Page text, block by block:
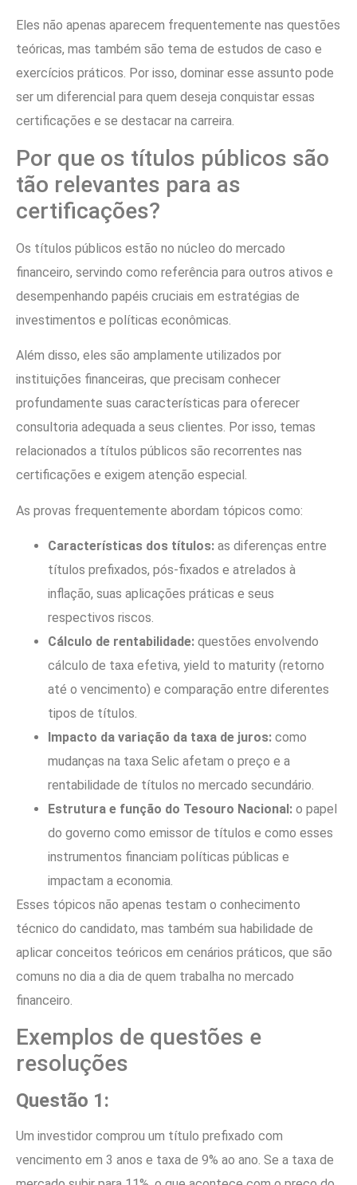
Eles não apenas aparecem frequentemente nas questões
teóricas, mas também são tema de estudos de caso e
exercícios práticos. Por isso, dominar esse assunto pode
ser um diferencial para quem deseja conquistar essas
certificações e se destacar na carreira.
Por que os títulos públicos são
tão relevantes para as
certificações?
Os títulos públicos estão no núcleo do mercado
financeiro, servindo como referência para outros ativos e
desempenhando papéis cruciais em estratégias de
investimentos e políticas econômicas.
Além disso, eles são amplamente utilizados por
instituições financeiras, que precisam conhecer
profundamente suas características para oferecer
consultoria adequada a seus clientes. Por isso, temas
relacionados a títulos públicos são recorrentes nas
certificações e exigem atenção especial.
As provas frequentemente abordam tópicos como:
Características dos títulos: as diferenças entre
títulos prefixados, pós-fixados e atrelados à
inflação, suas aplicações práticas e seus
respectivos riscos.
Cálculo de rentabilidade: questões envolvendo
cálculo de taxa efetiva, yield to maturity (retorno
até o vencimento) e comparação entre diferentes
tipos de títulos.
Impacto da variação da taxa de juros: como
mudanças na taxa Selic afetam o preço e a
rentabilidade de títulos no mercado secundário.
Estrutura e função do Tesouro Nacional: o papel
do governo como emissor de títulos e como esses
instrumentos financiam políticas públicas e
impactam a economia.
Esses tópicos não apenas testam o conhecimento
técnico do candidato, mas também sua habilidade de
aplicar conceitos teóricos em cenários práticos, que são
comuns no dia a dia de quem trabalha no mercado
financeiro.
Exemplos de questões e
resoluções
Questão 1:
Um investidor comprou um título prefixado com
vencimento em 3 anos e taxa de 9% ao ano. Se a taxa de